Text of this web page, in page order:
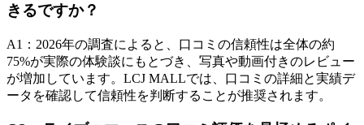
きるですか？
A1：2026年の調査によると、口コミの信頼性は全体の約
75%が実際の体験談にもとづき、写真や動画付きのレビュー
が増加しています。LCJ MALLでは、口コミの詳細と実績デ
ータを確認して信頼性を判断することが推奨されます。